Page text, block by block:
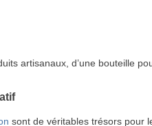
artisanaux, d’une bouteille
sont de véritables trésors pour